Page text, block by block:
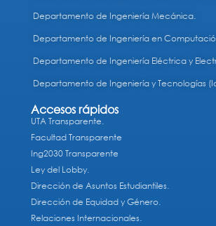
Departamento de Ingeniería Mecánica.
Departamento de Ingeniería en
Departamento de Ingeniería Eléctrica y
Departamento de Ingeniería y Tecnologías
Accesos rápidos
UTA Transparente.
Facultad Transparente
Ing2030 Transparente
Ley del Lobby.
Dirección de Asuntos Estudiantiles.
Dirección de Equidad y Género.
Relaciones Internacionales.